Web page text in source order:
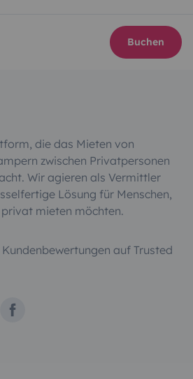
Buchen
die das Mieten von
zwischen Privatpersonen
Wir agieren als Vermittler
Lösung für Menschen,
mieten möchten.
auf Trusted
Facebook